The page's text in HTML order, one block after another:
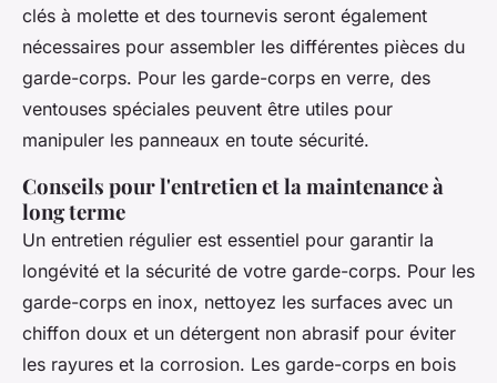
clés à molette et des tournevis seront également
nécessaires pour assembler les différentes pièces du
garde-corps. Pour les garde-corps en verre, des
ventouses spéciales peuvent être utiles pour
manipuler les panneaux en toute sécurité.
Conseils pour l'entretien et la maintenance à
long terme
Un entretien régulier est essentiel pour garantir la
longévité et la sécurité de votre garde-corps. Pour les
garde-corps en inox, nettoyez les surfaces avec un
chiffon doux et un détergent non abrasif pour éviter
les rayures et la corrosion. Les garde-corps en bois